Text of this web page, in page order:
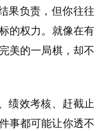
果负责，但你往往
的权力。就像在有
美的一局棋，却不
绩效考核、赶截止
事都可能让你透不